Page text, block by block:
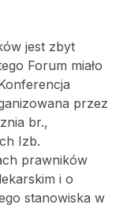
jest zbyt
Forum miało
przez
br.,
Izb.
prawników
i o
stanowiska w